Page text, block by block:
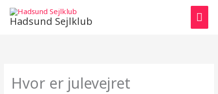
Hadsund Sejlklub
Hvor er julevejret